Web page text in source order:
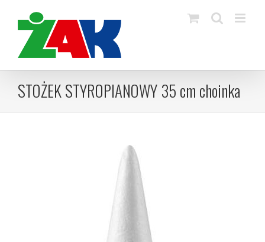
content
STOŻEK STYROPIANOWY 35 cm choinka